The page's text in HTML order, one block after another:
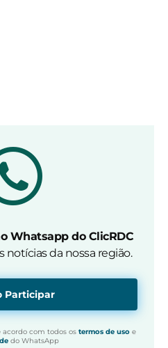
Whatsapp do ClicRDC
notícias da nossa região.
Participar
acordo com todos os termos de usoe
do WhatsApp